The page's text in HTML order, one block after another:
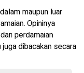
maupun luar
Opininya
perdamaian
dibacakan secara